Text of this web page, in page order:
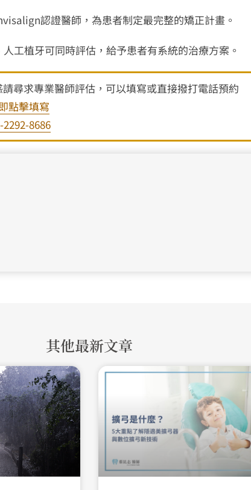
認證醫師，為患者制定最完整的矯正計畫。
工植牙可同時評估，給予患者有系統的治療方案。
尋求專業醫師評估，可以填寫或直接撥打電話預約
點擊填寫
2292-8686
其他最新文章